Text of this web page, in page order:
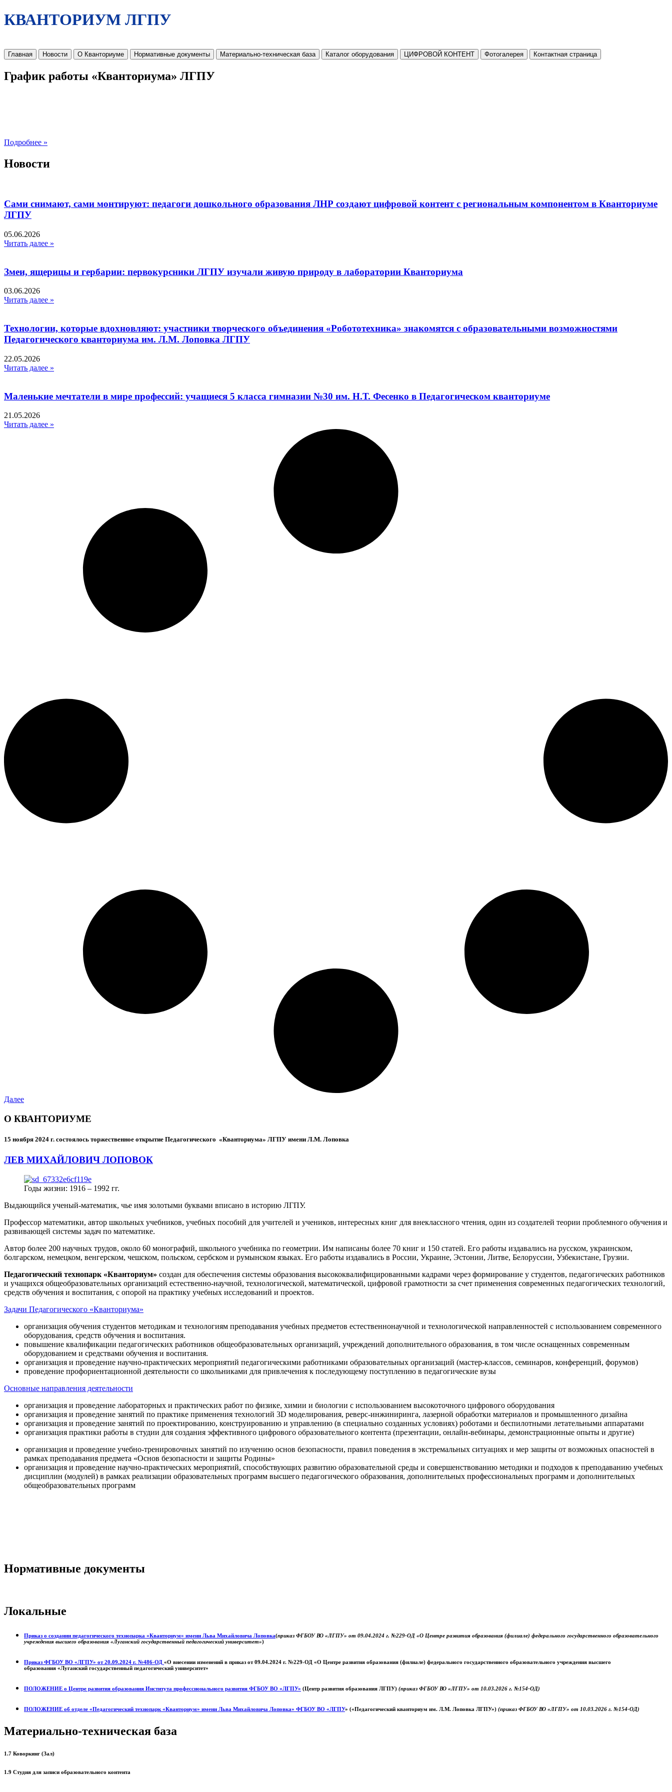
КВАНТОРИУМ ЛГПУ
Главная Новости О Кванториуме Нормативные документы Материально-техническая база Каталог оборудования ЦИФРОВОЙ КОНТЕНТ Фотогалерея Контактная страница
График работы «Кванториума» ЛГПУ
Подробнее »
Новости
Сами снимают, сами монтируют: педагоги дошкольного образования ЛНР создают цифровой контент с региональным компонентом в Кванториуме
ЛГПУ​
05.06.2026
Читать далее »
Змеи, ящерицы и гербарии: первокурсники ЛГПУ изучали живую природу в лаборатории Кванториума
03.06.2026
Читать далее »
Технологии, которые вдохновляют: участники творческого объединения «Робототехника» знакомятся с образовательными возможностями
Педагогического кванториума им. Л.М. Лоповка ЛГПУ
22.05.2026
Читать далее »
Маленькие мечтатели в мире профессий: учащиеся 5 класса гимназии №30 им. Н.Т. Фесенко в Педагогическом кванториуме
21.05.2026
Читать далее »
Далее
О КВАНТОРИУМЕ
15 ноября 2024 г. состоялось торжественное открытие Педагогического «Кванториума» ЛГПУ имени Л.М. Лоповка
ЛЕВ МИХАЙЛОВИЧ ЛОПОВОК
Годы жизни: 1916 – 1992 гг.
Выдающийся ученый-математик, чье имя золотыми буквами вписано в историю ЛГПУ.
Профессор математики, автор школьных учебников, учебных пособий для учителей и учеников, интересных книг для внеклассного чтения, один из создателей теории проблемного обучения и
развивающей системы задач по математике.
Автор более 200 научных трудов, около 60 монографий, школьного учебника по геометрии. Им написаны более 70 книг и 150 статей. Его работы издавались на русском, украинском,
болгарском, немецком, венгерском, чешском, польском, сербском и румынском языках. Его работы издавались в России, Украине, Эстонии, Литве, Белоруссии, Узбекистане, Грузии.
Педагогический технопарк «Кванториум» создан для обеспечения системы образования высококвалифицированными кадрами через формирование у студентов, педагогических работников
и учащихся общеобразовательных организаций естественно-научной, технологической, математической, цифровой грамотности за счет применения современных педагогических технологий,
средств обучения и воспитания, с опорой на практику учебных исследований и проектов.
Задачи Педагогического «Кванториума»
организация обучения студентов методикам и технологиям преподавания учебных предметов естественнонаучной и технологической направленностей с использованием современного
оборудования, средств обучения и воспитания.
повышение квалификации педагогических работников общеобразовательных организаций, учреждений дополнительного образования, в том числе оснащенных современным
оборудованием и средствами обучения и воспитания.
организация и проведение научно-практических мероприятий педагогическими работниками образовательных организаций (мастер-классов, семинаров, конференций, форумов)
проведение профориентационной деятельности со школьниками для привлечения к последующему поступлению в педагогические вузы
Основные направления деятельности
организация и проведение лабораторных и практических работ по физике, химии и биологии с использованием высокоточного цифрового оборудования
организация и проведение занятий по практике применения технологий 3D моделирования, реверс-инжиниринга, лазерной обработки материалов и промышленного дизайна
организация и проведение занятий по проектированию, конструированию и управлению (в специально созданных условиях) роботами и беспилотными летательными аппаратами
организация практики работы в студии для создания эффективного цифрового образовательного контента (презентации, онлайн-вебинары, демонстрационные опыты и другие)
организация и проведение учебно-тренировочных занятий по изучению основ безопасности, правил поведения в экстремальных ситуациях и мер защиты от возможных опасностей в
рамках преподавания предмета «Основ безопасности и защиты Родины»
организация и проведение научно-практических мероприятий, способствующих развитию образовательной среды и совершенствованию методики и подходов к преподаванию учебных
дисциплин (модулей) в рамках реализации образовательных программ высшего педагогического образования, дополнительных профессиональных программ и дополнительных
общеобразовательных программ
Нормативные документы
Локальные
Приказ о создании педагогического технопарка «Кванториум» имени Льва Михайловича Лоповка(приказ ФГБОУ ВО «ЛГПУ» от 09.04.2024 г. №229-ОД «О Центре развития образования (филиале) федерального государственного образовательного
учреждения высшего образования «Луганский государственный педагогический университет»)
Приказ ФГБОУ ВО «ЛГПУ» от 20.09.2024 г. №486-ОД «О внесении изменений в приказ от 09.04.2024 г. №229-ОД «О Центре развития образования (филиале) федерального государственного образовательного учреждения высшего
образования «Луганский государственный педагогический университет»
ПОЛОЖЕНИЕ о Центре развития образования Института профессионального развития ФГБОУ ВО «ЛГПУ» (Центр развития образования ЛГПУ) (приказ ФГБОУ ВО «ЛГПУ» от 10.03.2026 г. №154-ОД)
ПОЛОЖЕНИЕ об отделе «Педагогический технопарк «Кванториум» имени Льва Михайловича Лоповка» ФГБОУ ВО «ЛГПУ» («Педагогический кванториум им. Л.М. Лоповка ЛГПУ») (приказ ФГБОУ ВО «ЛГПУ» от 10.03.2026 г. №154-ОД)
Материально-техническая база
1.7 Коворкинг (Зал)
1.9 Студия для записи образовательного контента